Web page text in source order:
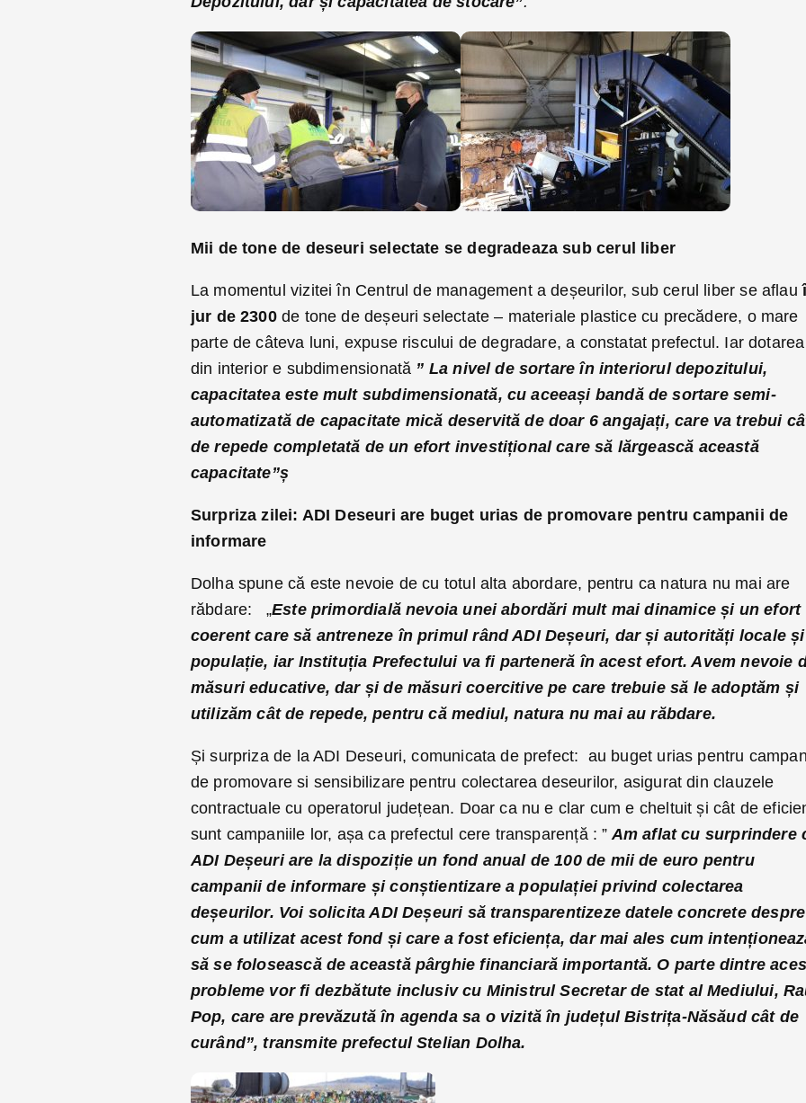
Mii de tone de deseuri selectate se degradeaza sub cerul liber
La momentul vizitei în Centrul de management a deșeurilor, sub cerul liber se aflau
jur de 2300de tone de deșeuri selectate – materiale plastice cu precădere, o mare
parte de câteva luni, expuse riscului de degradare, a constatat prefectul. Iar dotarea
din interior e subdimensionată ” La nivel de sortare în interiorul depozitului,
capacitatea este mult subdimensionată, cu aceeași bandă de sortare semi-
automatizată de capacitate mică deservită de doar 6 angajați, care va trebui
de repede completată de un efort investițional care să lărgească această
capacitate”ș
Surpriza zilei: ADI Deseuri are buget urias de promovare pentru campanii de
informare
Dolha spune că este nevoie de cu totul alta abordare, pentru ca natura nu mai are
răbdare: „Este primordială nevoia unei abordări mult mai dinamice și un efort
coerent care să antreneze în primul rând ADI Deșeuri, dar și autorități locale și
populație, iar Instituția Prefectului va fi parteneră în acest efort. Avem nevoie
măsuri educative, dar și de măsuri coercitive pe care trebuie să le adoptăm și
utilizăm cât de repede, pentru că mediul, natura nu mai au răbdare.
Și surpriza de la ADI Deseuri, comunicata de prefect: au buget urias pentru
de promovare si sensibilizare pentru colectarea deseurilor, asigurat din clauzele
contractuale cu operatorul județean. Doar ca nu e clar cum e cheltuit și cât de
sunt campaniile lor, așa ca prefectul cere transparență : ” Am aflat cu surprindere
ADI Deșeuri are la dispoziție un fond anual de 100 de mii de euro pentru
campanii de informare și conștientizare a populației privind colectarea
deșeurilor. Voi solicita ADI Deșeuri să transparentizeze datele concrete despre
cum a utilizat acest fond și care a fost eficiența, dar mai ales cum
să se folosească de această pârghie financiară importantă. O parte dintre
probleme vor fi dezbătute inclusiv cu Ministrul Secretar de stat al Mediului,
Pop, care are prevăzută în agenda sa o vizită în județul Bistrița-Năsăud cât de
curând”, transmite prefectul Stelian Dolha.